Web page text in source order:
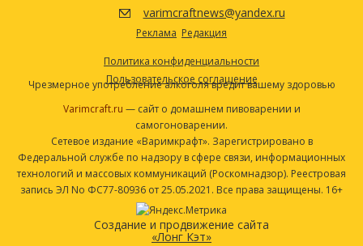
varimcraftnews@yandex.ru
Реклама Редакция
Политика конфиденциальности
Пользовательское соглашение
Чрезмерное употребление алкоголя вредит вашему здоровью
Varimcraft.ru — сайт о домашнем пивоварении и
самогоноварении.
Сетевое издание «Варимкрафт». Зарегистрировано в
Федеральной службе по надзору в сфере связи, информационных
технологий и массовых коммуникаций (Роскомнадзор). Реестровая
запись ЭЛ No ФС77-80936 от 25.05.2021. Все права защищены. 16+
Создание и продвижение сайта
«Лонг Кэт»